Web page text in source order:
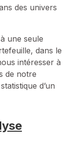
des univers
une seule
dans le
intéresser à
de notre
d’un